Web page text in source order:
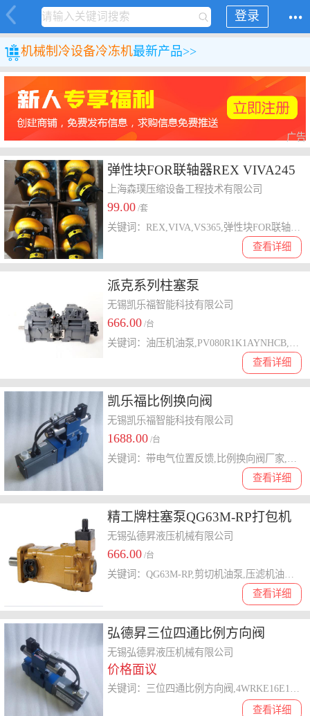
登录
机械制冷设备冷冻机最新产品>>
广告
弹性块FOR联轴器REX VIVA245
现货库存
上海森璞压缩设备工程技术有限公司
99.00 /套
查看详细
派克系列柱塞泵
PV080R1K1AYNHCB锻压机油泵
无锡凯乐福智能科技有限公司
666.00 /台
查看详细
凯乐福比例换向阀
4WRKE10W6B50P-
3X/6EG24ETK31/F1D3V
无锡凯乐福智能科技有限公司
1688.00 /台
查看详细
精工牌柱塞泵QG63M-RP打包机
油泵
无锡弘德昇液压机械有限公司
666.00 /台
查看详细
关键词：QG63M-RP,剪切机油泵,压滤机油泵,油压机油泵,打包机油泵
弘德昇三位四通比例方向阀
4WRKE16E1-125L-
3X/6EG24EK31/F1D3M
无锡弘德昇液压机械有限公司
价格面议
查看详细
关键词：三位四通比例方向阀,4WRKE16E1-125L-3X/6EG24EK,比例方向阀,比例阀,比例阀厂家